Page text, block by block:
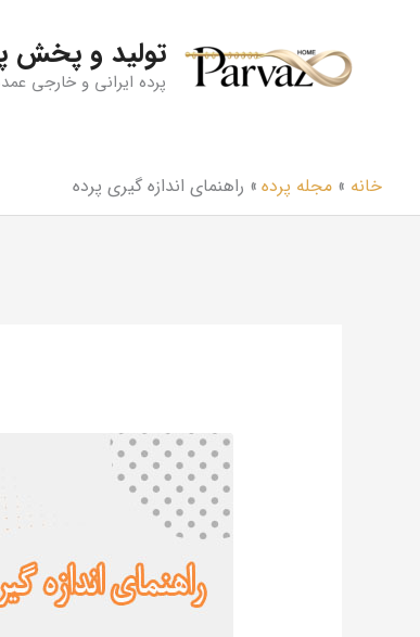
تولید و پخش
پرده ایرانی و خارجی
خانه مجله پرده راهنمای اندازه‌ گیری پرده